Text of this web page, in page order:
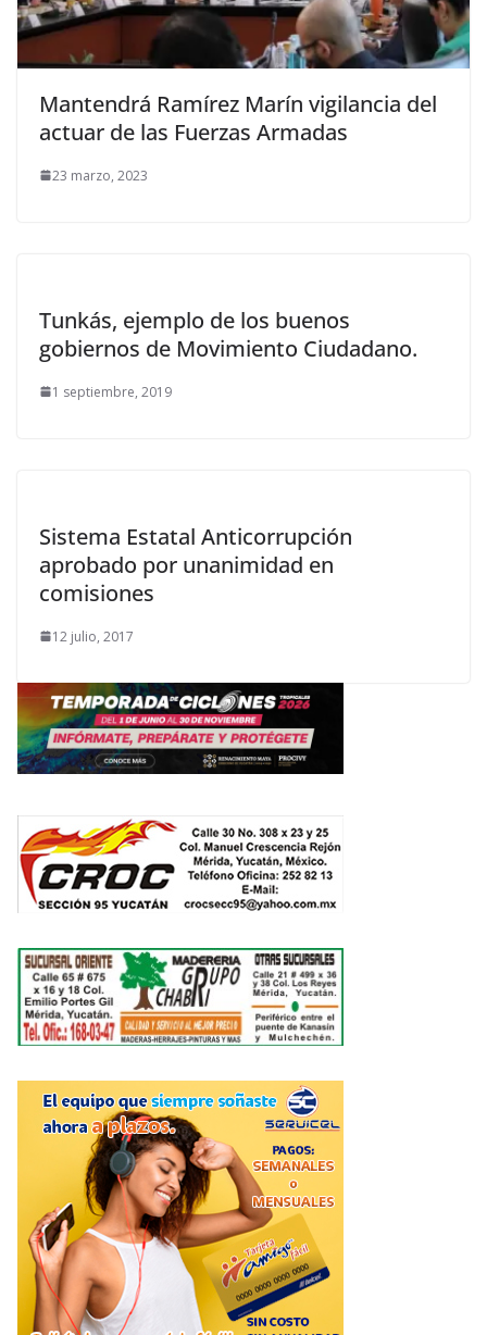
Mantendrá Ramírez Marín vigilancia del
actuar de las Fuerzas Armadas
23 marzo, 2023
Tunkás, ejemplo de los buenos
gobiernos de Movimiento Ciudadano.
1 septiembre, 2019
Sistema Estatal Anticorrupción
aprobado por unanimidad en
comisiones
12 julio, 2017